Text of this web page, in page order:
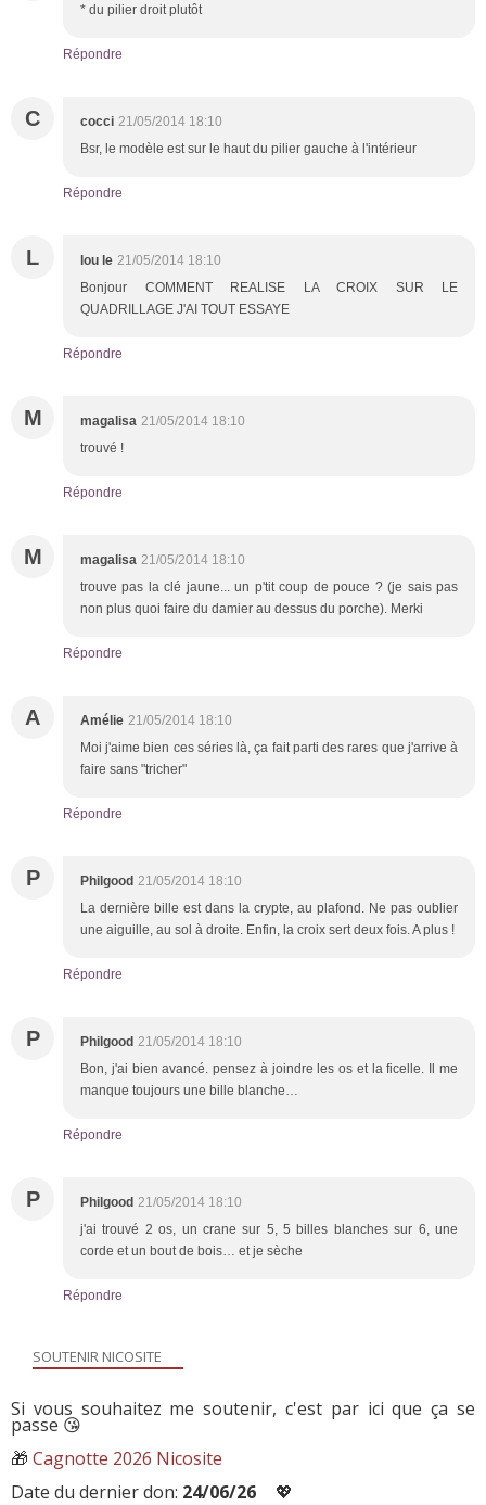
* du pilier droit plutôt
Répondre
C cocci 21/05/2014 18:10
Bsr, le modèle est sur le haut du pilier gauche à l'intérieur
Répondre
L lou le 21/05/2014 18:10
Bonjour COMMENT REALISE LA CROIX SUR LE
QUADRILLAGE J'AI TOUT ESSAYE
Répondre
M magalisa 21/05/2014 18:10
trouvé !
Répondre
M magalisa 21/05/2014 18:10
trouve pas la clé jaune... un p'tit coup de pouce ? (je sais pas
non plus quoi faire du damier au dessus du porche). Merki
Répondre
A Amélie 21/05/2014 18:10
Moi j'aime bien ces séries là, ça fait parti des rares que j'arrive à
faire sans "tricher"
Répondre
P Philgood 21/05/2014 18:10
La dernière bille est dans la crypte, au plafond. Ne pas oublier
une aiguille, au sol à droite. Enfin, la croix sert deux fois. A plus !
Répondre
P Philgood 21/05/2014 18:10
Bon, j'ai bien avancé. pensez à joindre les os et la ficelle. Il me
manque toujours une bille blanche…
Répondre
P Philgood 21/05/2014 18:10
j'ai trouvé 2 os, un crane sur 5, 5 billes blanches sur 6, une
corde et un bout de bois… et je sèche
Répondre
SOUTENIR NICOSITE
Si vous souhaitez me soutenir, c'est par ici que ça se
passe 😘
🎁 Cagnotte 2026 Nicosite
Date du dernier don: 24/06/26 💖